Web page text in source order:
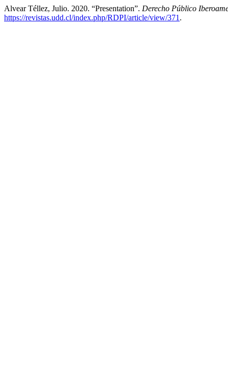
Alvear Téllez, Julio. 2020. “Presentation”. Derecho Público
https://revistas.udd.cl/index.php/RDPI/article/view/371 .